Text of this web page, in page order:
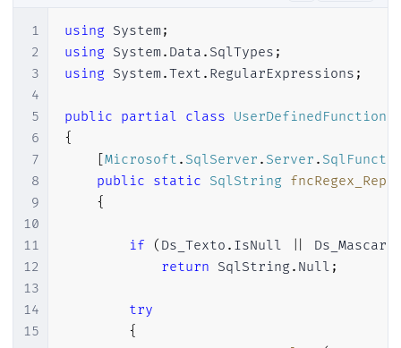
1
2
3
4
5
6
7
8
9
10
11
12
13
14
15
using System;
using System. Data . SqlTypes ;
using System.Text . RegularExpressions ;
public partial class UserDefinedFunctions
{
Microsoft . SqlServer . Server .
public static SqlString
{
if ( Ds_Texto . IsNull Ds_Mascara
return SqlString . Null ;
try
{